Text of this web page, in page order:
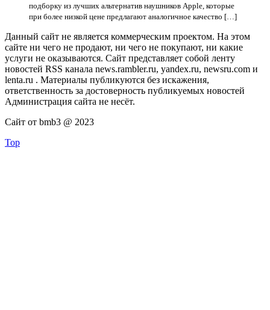
подборку из лучших альтернатив наушников Apple, которые
при более низкой цене предлагают аналогичное качество […]
Данный сайт не является коммерческим проектом. На этом
сайте ни чего не продают, ни чего не покупают, ни какие
услуги не оказываются. Сайт представляет собой ленту
новостей RSS канала news.rambler.ru, yandex.ru, newsru.com и
lenta.ru . Материалы публикуются без искажения,
ответственность за достоверность публикуемых новостей
Администрация сайта не несёт.
Сайт от bmb3 @ 2023
Top